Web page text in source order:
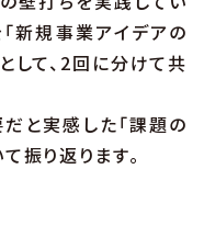
新規事業アイデアの
して、2回に分けて共
と実感した「課題の
振り返ります。